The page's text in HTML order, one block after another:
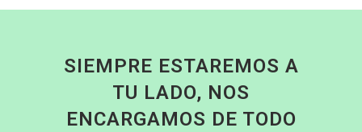
SIEMPRE ESTAREMOS A
TU LADO, NOS
ENCARGAMOS DE TODO